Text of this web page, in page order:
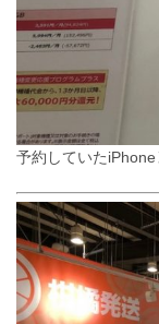
予約していた